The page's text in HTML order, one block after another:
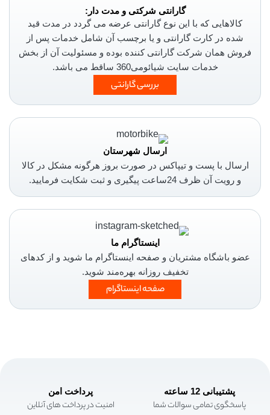
گارانتی شرکتی و مدت دار:
کالاهایی که با این نوع گارانتی عرضه می گردد در مدت قید
شده در کارت گارانتی و یا برچسب آن شامل خدمات پس از
فروش همان شرکت گارانتی کننده بوده و مسئولیت آن از بخش
خدمات سایت شیائومی360 ساقط می باشد.
بررسی گارانتی
ارسال شهرستان
ارسال با پست و تیپاکس در صورت بروز هرگونه مشکل در کالا
و رویت آن ظرف 24ساعت پیگیری و ثبت شکایت فرمایید.
اینستاگرام ما
عضو باشگاه مشتریان و صفحه اینستاگرام ما شوید و از کدهای
تخفیف روزانه بهره‌مند شوید.
صفحه اینستاگرام
پشتیبانی 12 ساعته
پاسخگوی تمامی سوالات شما
پرداخت امن
امنیت در پرداخت های آنلاین